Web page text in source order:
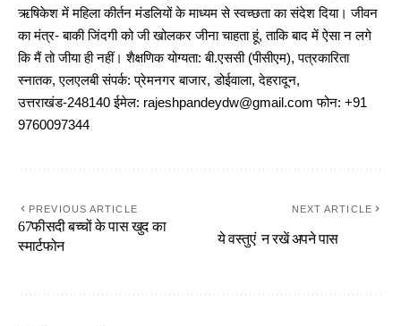
ऋषिकेश में महिला कीर्तन मंडलियों के माध्यम से स्वच्छता का संदेश दिया। जीवन
का मंत्र- बाकी जिंदगी को जी खोलकर जीना चाहता हूं, ताकि बाद में ऐसा न लगे
कि मैं तो जीया ही नहीं। शैक्षणिक योग्यता: बी.एससी (पीसीएम), पत्रकारिता
स्नातक, एलएलबी संपर्क: प्रेमनगर बाजार, डोईवाला, देहरादून,
उत्तराखंड-248140 ईमेल: rajeshpandeydw@gmail.com फोन: +91
9760097344
PREVIOUS ARTICLE
67फीसदी बच्चों के पास खुद का
स्मार्टफोन
NEXT ARTICLE
ये वस्तुएं न रखें अपने पास